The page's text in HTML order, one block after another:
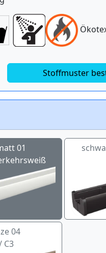
Stoffmuster
01
04
C3